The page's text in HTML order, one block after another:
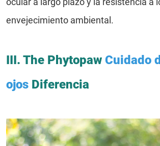
envejecimiento ambiental.
III. The PhytopawCuidado
ojos Diferencia